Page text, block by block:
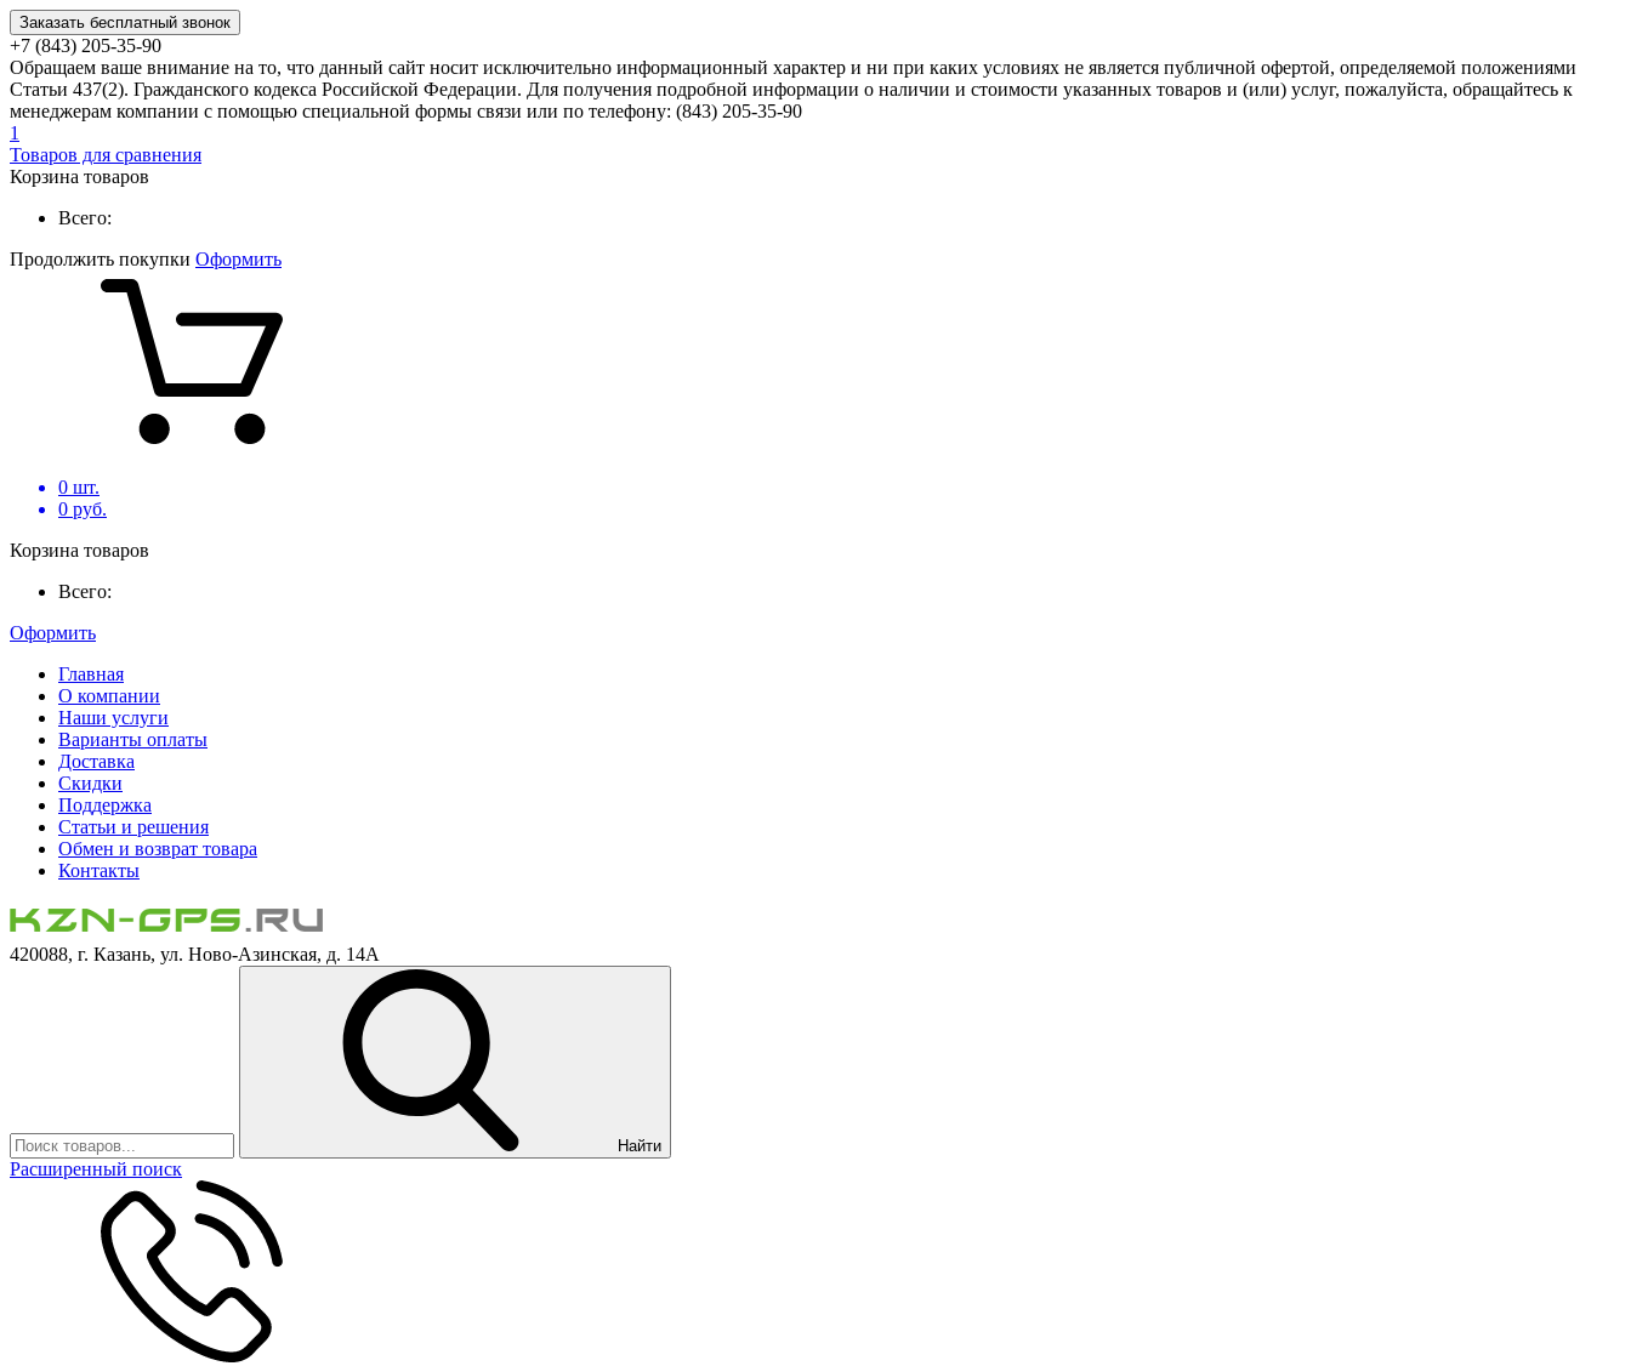
Заказать бесплатный звонок
+7 (843) 205-35-90
Обращаем ваше внимание на то, что данный сайт носит исключительно информационный характер и ни при каких условиях не является публичной офертой, определяемой положениями
Статьи 437(2). Гражданского кодекса Российской Федерации. Для получения подробной информации о наличии и стоимости указанных товаров и (или) услуг, пожалуйста, обращайтесь к
менеджерам компании с помощью специальной формы связи или по телефону: (843) 205-35-90
1
Товаров для сравнения
Корзина товаров
Всего:
Продолжить покупки Оформить
0 шт.
0 руб.
Корзина товаров
Всего:
Оформить
Главная
О компании
Наши услуги
Варианты оплаты
Доставка
Скидки
Поддержка
Статьи и решения
Обмен и возврат товара
Контакты
420088, г. Казань, ул. Ново-Азинская, д. 14А
Найти
Расширенный поиск